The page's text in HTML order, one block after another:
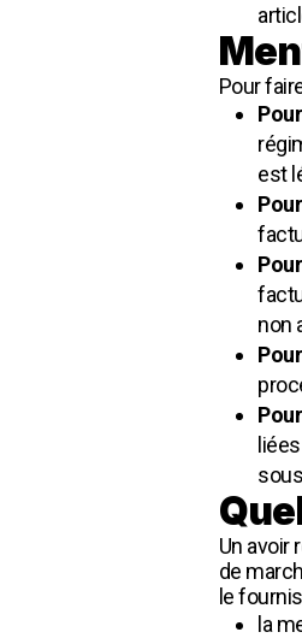
Pour
est
non
Un avoir
de
le
la